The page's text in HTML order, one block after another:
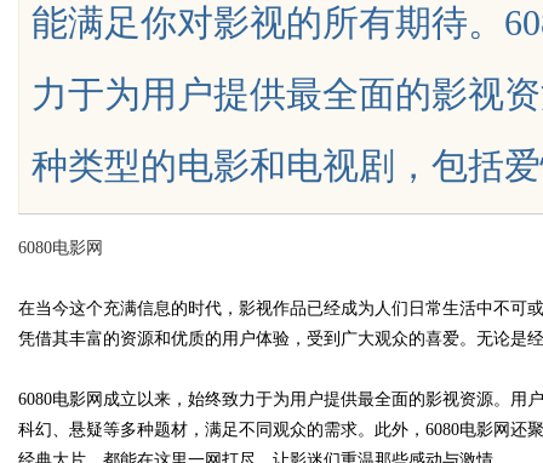
能满足你对影视的所有期待。
力于为用户提供最全面的影视
种类型的电影和电视剧，包括
6080电影网
在当今这个充满信息的时代，影视作品已经成为人们日常生活中不可
凭借其丰富的资源和优质的用户体验，受到广大观众的喜爱。无论是
6080电影网成立以来，始终致力于为用户提供最全面的影视资源。
科幻、悬疑等多种题材，满足不同观众的需求。此外，6080电影网